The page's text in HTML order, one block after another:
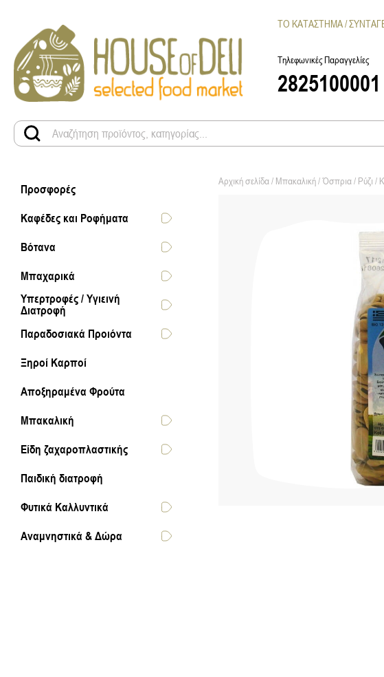
Τηλεφωνικές Παραγγελίες
2825100001
ΤΟ ΚΑΤΑΣΤΗΜΑ
Προσφορές
Καφέδες και Ροφήματα
Βότανα
Μπαχαρικά
Υπερτροφές / Υγιεινή
Διατροφή
Παραδοσιακά Προιόντα
Ξηροί Καρποί
Αποξηραμένα Φρούτα
Μπακαλική
Είδη ζαχαροπλαστικής
Παιδική διατροφή
Φυτικά Καλλυντικά
Αναμνηστικά & Δώρα
Αρχική σελίδα/ Μπακαλική/Όσπρια / Ρύζι /